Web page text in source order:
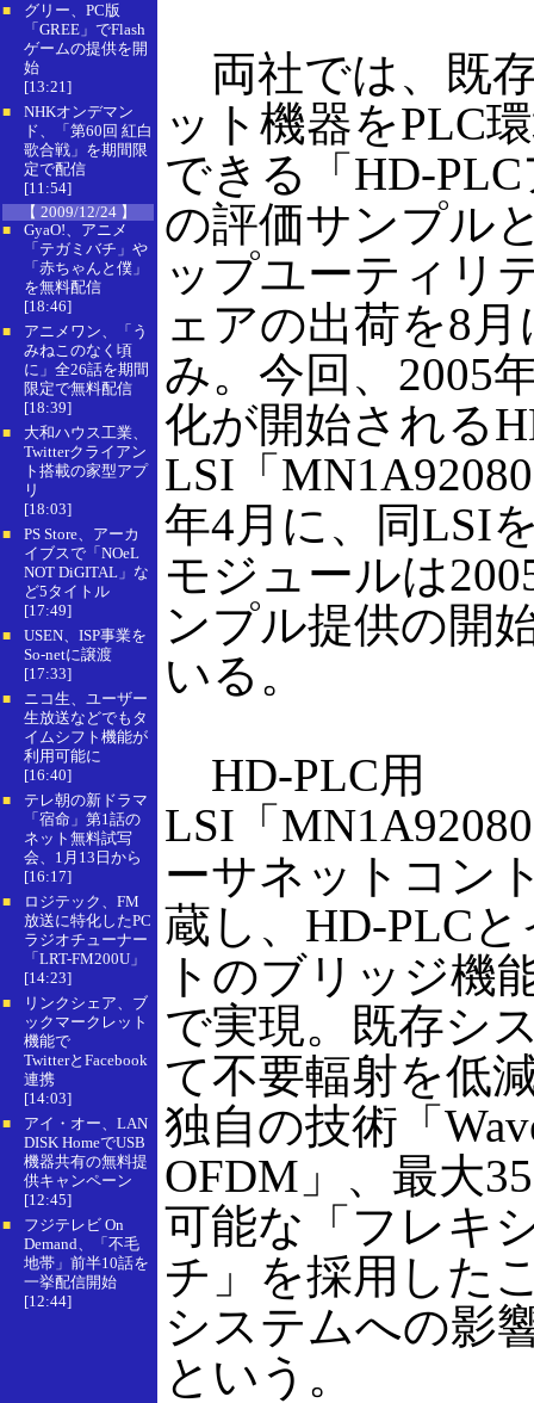
■
グリー、PC版
「GREE」でFlash
ゲームの提供を開
始
[13:21]
■
NHKオンデマン
ド、「第60回 紅白
歌合戦」を期間限
定で配信
[11:54]
【 2009/12/24 】
■
GyaO!、アニメ
「テガミバチ」や
「赤ちゃんと僕」
を無料配信
[18:46]
■
アニメワン、「う
みねこのなく頃
に」全26話を期間
限定で無料配信
[18:39]
■
大和ハウス工業、
Twitterクライアン
ト搭載の家型アプ
リ
[18:03]
■
PS Store、アーカ
イブスで「NOeL
NOT DiGITAL」な
ど5タイトル
[17:49]
■
USEN、ISP事業を
So-netに譲渡
[17:33]
■
ニコ生、ユーザー
生放送などでもタ
イムシフト機能が
利用可能に
[16:40]
■
テレ朝の新ドラマ
「宿命」第1話の
ネット無料試写
会、1月13日から
[16:17]
■
ロジテック、FM
放送に特化したPC
ラジオチューナー
「LRT-FM200U」
[14:23]
■
リンクシェア、ブ
ックマークレット
機能で
TwitterとFacebook
連携
[14:03]
■
アイ・オー、LAN
DISK HomeでUSB
機器共有の無料提
供キャンペーン
[12:45]
■
フジテレビ On
Demand、「不毛
地帯」前半10話を
一挙配信開始
[12:44]
両社では、既
ット機器をPLC
できる「HD-
の評価サンプル
ップユーティリ
ェアの出荷を8
み。今回、2005
化が開始される
LSI「
年4月に、同LSI
モジュールは
ンプル提供の開
いる。
HD-PLC用
LSI「
ーサネットコン
蔵し、HD-PLC
トのブリッジ機
で実現。既存シ
て不要輻射を低
独自の技術「
OFDM」、最大
可能な「フレキ
チ」を採用した
システムへの影
という。